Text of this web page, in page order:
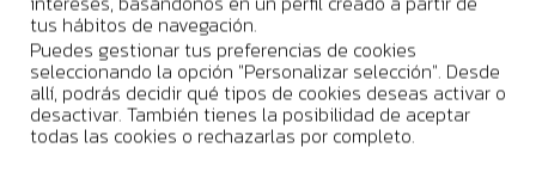
Tiempo de carga
aproximado:
Carga:
USB-C
Monitorización:
Pantalla digital y manómetro
tus hábitos de navegación.
Puedes gestionar tus preferencias de cookies
seleccionando la opción "Personalizar selección". Desde
allí, podrás decidir qué tipos de cookies deseas activar o
desactivar. También tienes la posibilidad de aceptar
todas las cookies o rechazarlas por completo.